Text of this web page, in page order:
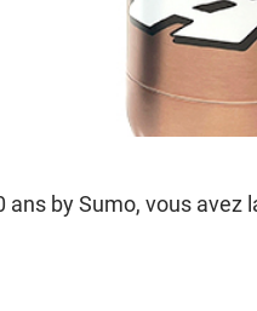
by Sumo, vous